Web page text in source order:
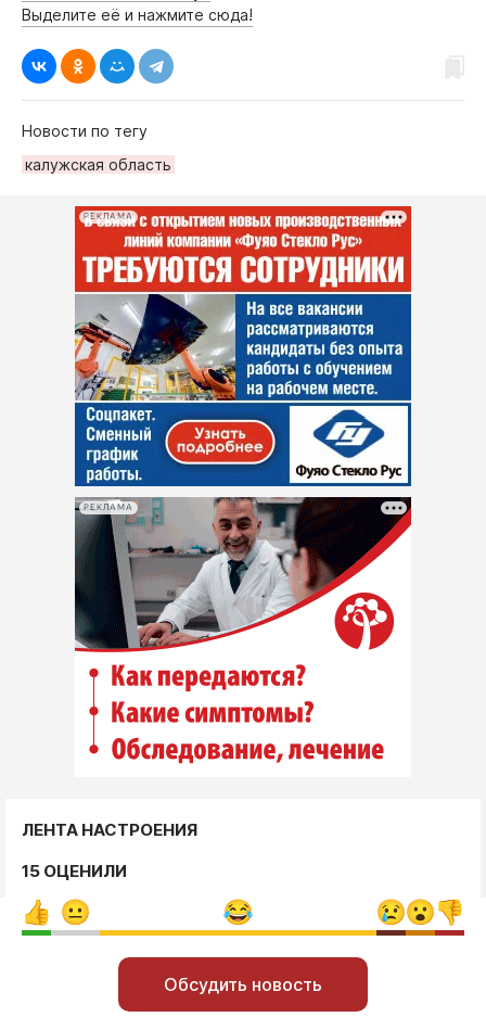
Выделите её и нажмите сюда!
Новости по тегу
калужская область
РЕКЛАМА
РЕКЛАМА
ЛЕНТА НАСТРОЕНИЯ
15 ОЦЕНИЛИ
Обсудить новость